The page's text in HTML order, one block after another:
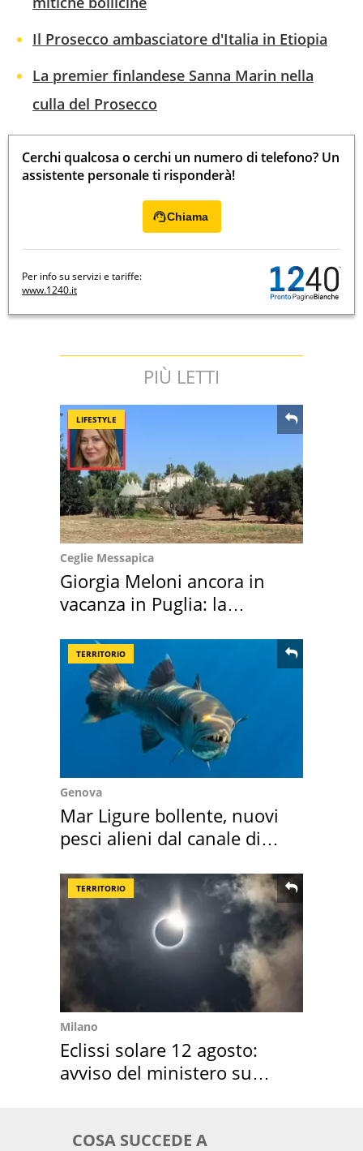
Il Prosecco ambasciatore d'Italia in Etiopia
La premier finlandese Sanna Marin nella
culla del Prosecco
Cerchi qualcosa o cerchi un numero di telefono? Un
assistente personale ti risponderà!
Chiama
Per info su servizi e tariffe:
www.1240.it
PIÙ LETTI
LIFESTYLE
Ceglie Messapica
Giorgia Meloni ancora in
vacanza in Puglia: la
TERRITORIO
Genova
Mar Ligure bollente, nuovi
pesci alieni dal canale di
TERRITORIO
Milano
Eclissi solare 12 agosto:
avviso del ministero su